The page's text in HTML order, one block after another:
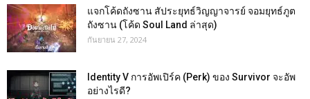
แจกโค้ดถังซาน สัประยุทธ์วิญญาจารย์ จอมยุทธ์ภูต
ถังซาน (โค้ด Soul Land ล่าสุด)
กันยายน 27, 2024
Identity V การอัพเปิร์ค (Perk) ของ Survivor จะอัพ
อย่างไรดี?